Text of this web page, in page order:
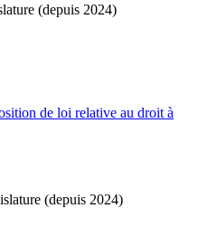
(depuis 2024)
de loi relative au droit à
(depuis 2024)